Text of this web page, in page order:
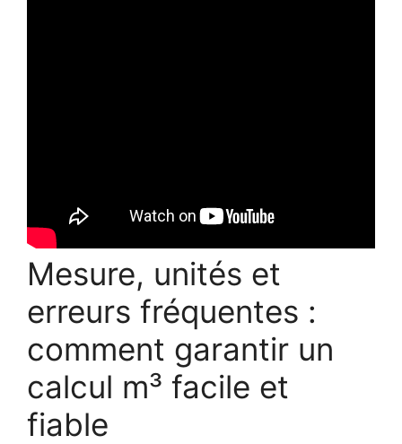
Mesure, unités et
erreurs fréquentes :
comment garantir un
calcul m³ facile et
fiable